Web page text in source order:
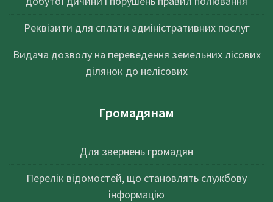
Реквізити для сплати адміністративних послуг
Видача дозволу на переведення земельних лісових
ділянок до нелісових
Громадянам
Для звернень громадян
Перелік відомостей, що становлять службову
інформацію